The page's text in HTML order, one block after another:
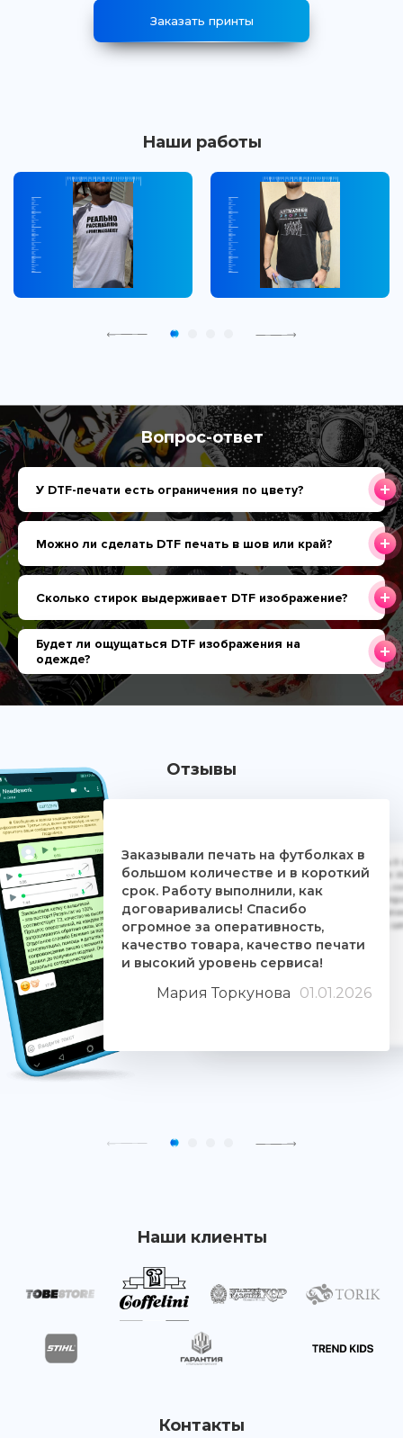
Заказать принты
Наши работы
Вопрос-ответ
У DTF-печати есть ограничения по цвету?
Можно ли сделать DTF печать в шов или край?
Сколько стирок выдерживает DTF изображение?
Будет ли ощущаться DTF изображения на
одежде?
Отзывы
Заказывали печать на футболках в
большом количестве и в короткий
срок. Работу выполнили, как
договаривались! Спасибо
огромное за оперативность,
качество товара, качество печати
и высокий уровень сервиса!
Мария Торкунова 01.01.2026
Дочке на 18-летие решили заказать
ребятам. Времени было всего сутки.
взялись за работу, сделали макеты,
Огромное им спасибо. Дочка была
знают свое дело и отдаются ему
людьми. Качество печати
Наши клиенты
Контакты